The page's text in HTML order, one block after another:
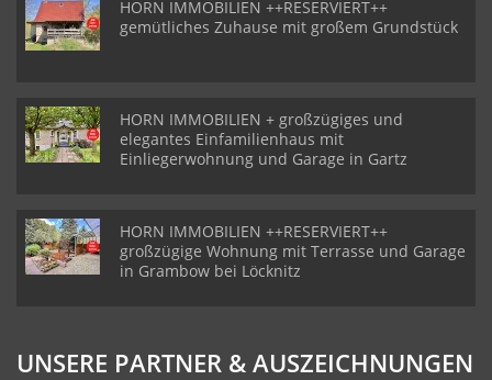
HORN IMMOBILIEN ++RESERVIERT++
gemütliches Zuhause mit großem Grundstück
HORN IMMOBILIEN + großzügiges und
elegantes Einfamilienhaus mit
Einliegerwohnung und Garage in Gartz
HORN IMMOBILIEN ++RESERVIERT++
großzügige Wohnung mit Terrasse und Garage
in Grambow bei Löcknitz
UNSERE PARTNER & AUSZEICHNUNGEN